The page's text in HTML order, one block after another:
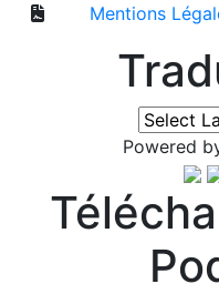
Mentions
Powered